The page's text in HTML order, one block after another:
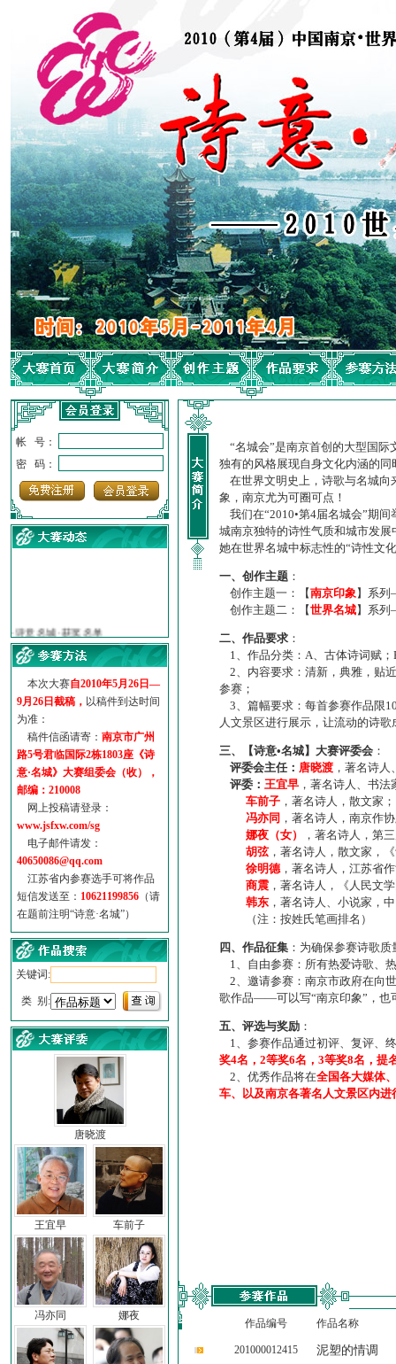
帐 号：
密 码：
·【诗意·名城】地铁展示作...
诗意名城·地铁时间
·地铁完美呈现【诗意·名城...
参赛作品多达5000多首
“诗意·名城”晒诗会
特别通知--致广大诗词爱好...
本次大赛自2010年5月26日—
9月26日截稿， 以稿件到达时间
为准：
稿件信函请寄： 南京市广州
路5号君临国际2栋1803座《诗
意·名城》大赛组委会（收），
邮编：210008
网上投稿请登录：
www.jsfxw.com/sg
电子邮件请发：
40650086@qq.com
江苏省内参赛选手可将作品
短信发送至： 10621199856 （请
在题前注明“诗意·名城”）
关键词:
类 别:
唐晓渡
王宜早 车前子
冯亦同 娜夜
“名城会”是南京首创的大型国际
独有的风格展现自身文化内涵的
在世界文明史上，诗歌与名城向
象，南京尤为可圈可点！
我们在“2010•第4届名城会”期
城南京独特的诗性气质和城市发
她在世界名城中标志性的“诗性文
一、创作主题 ：
创作主题一：【南京印象】系
创作主题二：【世界名城】系
二、作品要求 ：
1、作品分类：A、古体诗词赋；
2、内容要求：清新，典雅，贴
参赛；
3、篇幅要求：每首参赛作品限
人文景区进行展示，让流动的诗
三、【诗意•名城】大赛评委会 ：
评委会主任： 唐晓渡 ，著名诗
评委： 王宜早 ，著名诗人、书
车前子 ，著名诗人，散文家；
冯亦同 ，著名诗人，南京作
娜夜（女）
，著名诗人，第
胡弦，著名诗人，散文家，
徐明德，著名诗人，江苏省
商震 ，著名诗人，《人民文
韩东 ，著名诗人、小说家，
（注：按姓氏笔画排名）
四、作品征集 ：为确保参赛诗歌
1、自由参赛：所有热爱诗歌、
2、邀请参赛：南京市政府在向
歌作品——可以写“南京印象”，也
五、评选与奖励 ：
1、参赛作品通过初评、复评、
奖4名，2等奖6名，3等奖8名，提
2、优秀作品将在全国各大媒体
车、以及南京各著名人文景区内进
作品编号 作品名称
201000012415 泥塑的情调